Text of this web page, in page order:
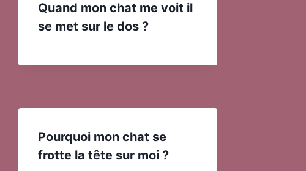
Quand mon chat me voit il
se met sur le dos ?
Pourquoi mon chat se
frotte la tête sur moi ?